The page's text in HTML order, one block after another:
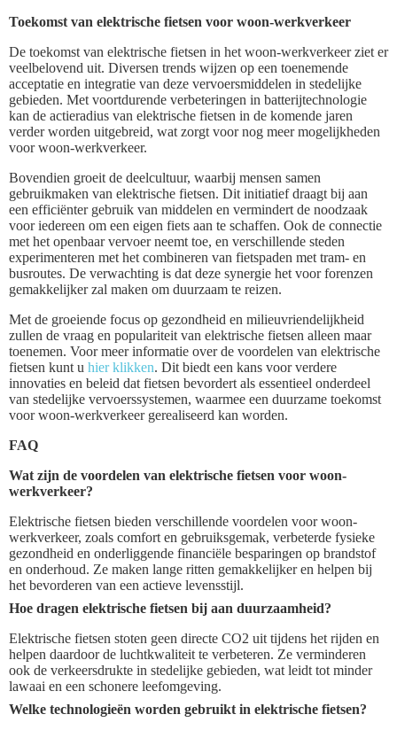
Toekomst van elektrische fietsen voor woon-werkverkeer
De toekomst van elektrische fietsen in het woon-werkverkeer ziet er
veelbelovend uit. Diversen trends wijzen op een toenemende
acceptatie en integratie van deze vervoersmiddelen in stedelijke
gebieden. Met voortdurende verbeteringen in batterijtechnologie
kan de actieradius van elektrische fietsen in de komende jaren
verder worden uitgebreid, wat zorgt voor nog meer mogelijkheden
voor woon-werkverkeer.
Bovendien groeit de deelcultuur, waarbij mensen samen
gebruikmaken van elektrische fietsen. Dit initiatief draagt bij aan
een efficiënter gebruik van middelen en vermindert de noodzaak
voor iedereen om een eigen fiets aan te schaffen. Ook de connectie
met het openbaar vervoer neemt toe, en verschillende steden
experimenteren met het combineren van fietspaden met tram- en
busroutes. De verwachting is dat deze synergie het voor forenzen
gemakkelijker zal maken om duurzaam te reizen.
Met de groeiende focus op gezondheid en milieuvriendelijkheid
zullen de vraag en populariteit van elektrische fietsen alleen maar
toenemen. Voor meer informatie over de voordelen van elektrische
fietsen kunt u hier klikken. Dit biedt een kans voor verdere
innovaties en beleid dat fietsen bevordert als essentieel onderdeel
van stedelijke vervoerssystemen, waarmee een duurzame toekomst
voor woon-werkverkeer gerealiseerd kan worden.
FAQ
Wat zijn de voordelen van elektrische fietsen voor woon-
werkverkeer?
Elektrische fietsen bieden verschillende voordelen voor woon-
werkverkeer, zoals comfort en gebruiksgemak, verbeterde fysieke
gezondheid en onderliggende financiële besparingen op brandstof
en onderhoud. Ze maken lange ritten gemakkelijker en helpen bij
het bevorderen van een actieve levensstijl.
Hoe dragen elektrische fietsen bij aan duurzaamheid?
Elektrische fietsen stoten geen directe CO2 uit tijdens het rijden en
helpen daardoor de luchtkwaliteit te verbeteren. Ze verminderen
ook de verkeersdrukte in stedelijke gebieden, wat leidt tot minder
lawaai en een schonere leefomgeving.
Welke technologieën worden gebruikt in elektrische fietsen?